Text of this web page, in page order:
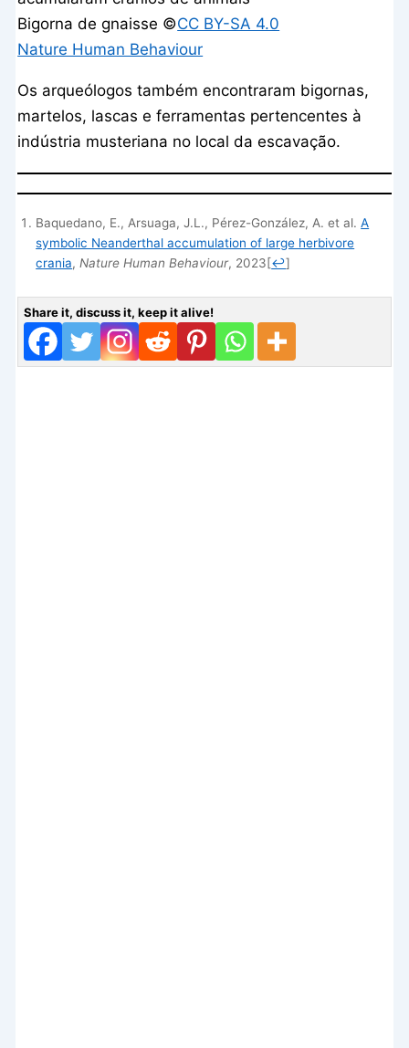
Bigorna de gnaisse ©️CC BY-SA 4.0
Nature Human Behaviour
Os arqueólogos também encontraram bigornas,
martelos, lascas e ferramentas pertencentes à
indústria musteriana no local da escavação.
Baquedano, E., Arsuaga, J.L., Pérez-González, A. et al.A
symbolic Neanderthal accumulation of large herbivore
crania,Nature Human Behaviour, 2023[↩]
Share it, discuss it, keep it alive!